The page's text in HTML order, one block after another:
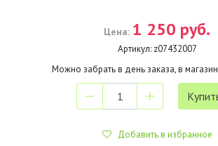
Цена: 1 250 руб.
Артикул: z07432007
Можно забрать в день заказа, в
Добавить в избранное